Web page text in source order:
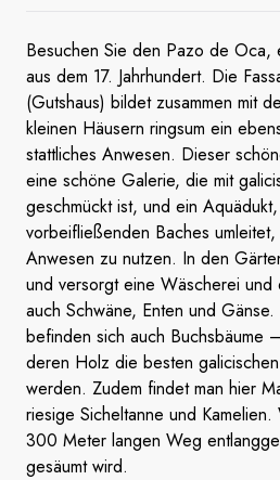
Besuchen Sie den Pazo de Oca,
aus dem 17. Jahrhundert. Die
(Gutshaus) bildet zusammen mit
kleinen Häusern ringsum ein
stattliches Anwesen. Dieser
eine schöne Galerie, die mit
geschmückt ist, und ein
vorbeifließenden Baches
Anwesen zu nutzen. In den
und versorgt eine Wäscherei
auch Schwäne, Enten und
befinden sich auch Buchsbäume
deren Holz die besten
werden. Zudem findet man hier
riesige Sicheltanne und
300 Meter langen Weg
gesäumt wird.